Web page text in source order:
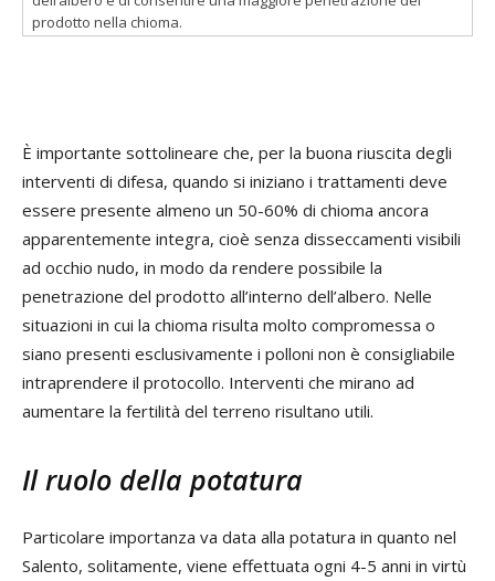
prodotto nella chioma.
È importante sottolineare che, per la buona riuscita degli
interventi di difesa, quando si iniziano i trattamenti deve
essere presente almeno un 50-60% di chioma ancora
apparentemente integra, cioè senza disseccamenti visibili
ad occhio nudo, in modo da rendere possibile la
penetrazione del prodotto all’interno dell’albero. Nelle
situazioni in cui la chioma risulta molto compromessa o
siano presenti esclusivamente i polloni non è consigliabile
intraprendere il protocollo. Interventi che mirano ad
aumentare la fertilità del terreno risultano utili.
Il ruolo della potatura
Particolare importanza va data alla potatura in quanto nel
Salento, solitamente, viene effettuata ogni 4-5 anni in virtù